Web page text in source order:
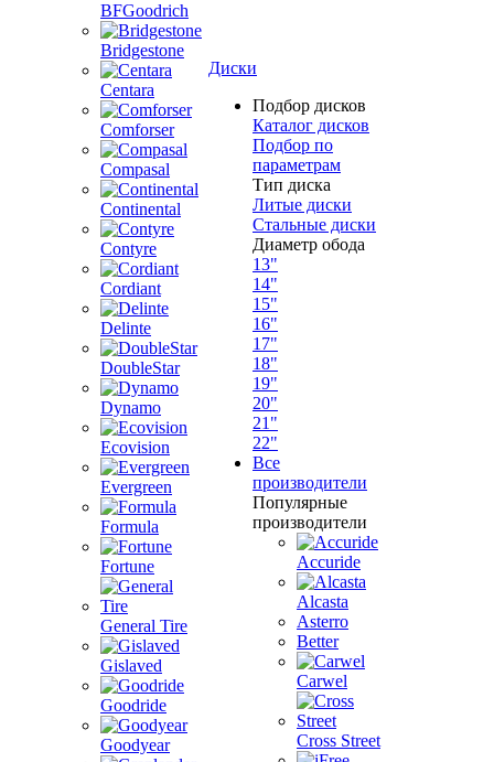
BFGoodrich
Bridgestone
Centara
Comforser
Compasal
Continental
Contyre
Cordiant
Delinte
DoubleStar
Dynamo
Ecovision
Evergreen
Formula
Fortune
General Tire
Gislaved
Goodride
Goodyear
Диски
Подбор дисков
Каталог дисков
Подбор по
параметрам
Тип диска
Литые диски
Стальные диски
Диаметр обода
13"
14"
15"
16"
17"
18"
19"
20"
21"
22"
Все
производители
Популярные
производители
Accuride
Alcasta
Asterro
Better
Carwel
Cross Street